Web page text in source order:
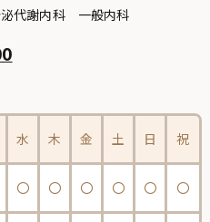
代謝内科 一般内科
水 木 金 土 日 祝
〇 〇 〇 〇 〇 〇